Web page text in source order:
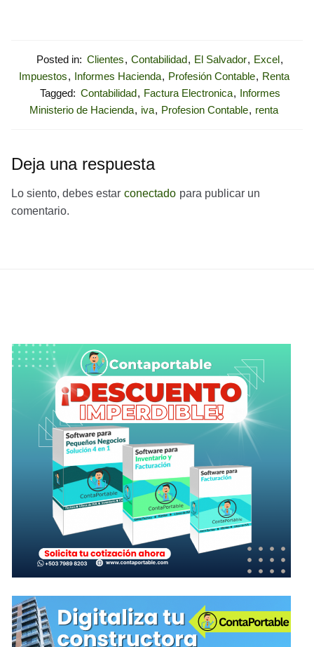
Posted in: Clientes, Contabilidad, El Salvador, Excel,
Impuestos, Informes Hacienda, Profesión Contable, Renta
Tagged: Contabilidad, Factura Electronica, Informes
Ministerio de Hacienda, iva, Profesion Contable, renta
Deja una respuesta
Lo siento, debes estar conectado para publicar un
comentario.